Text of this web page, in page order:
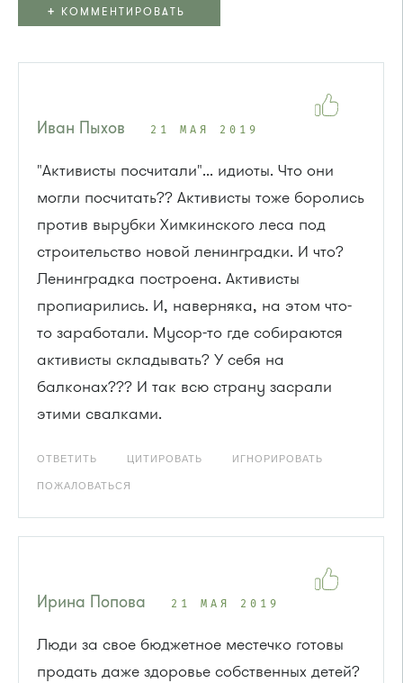
+ КОММЕНТИРОВАТЬ
Иван Пыхов 21 МАЯ 2019
"Активисты посчитали"... идиоты. Что они
могли посчитать?? Активисты тоже боролись
против вырубки Химкинского леса под
строительство новой ленинградки. И что?
Ленинградка построена. Активисты
пропиарились. И, наверняка, на этом что-
то заработали. Мусор-то где собираются
активисты складывать? У себя на
балконах??? И так всю страну засрали
этими свалками.
ОТВЕТИТЬ ЦИТИРОВАТЬ ИГНОРИРОВАТЬ
ПОЖАЛОВАТЬСЯ
Ирина Попова 21 МАЯ 2019
Люди за свое бюджетное местечко готовы
продать даже здоровье собственных детей?